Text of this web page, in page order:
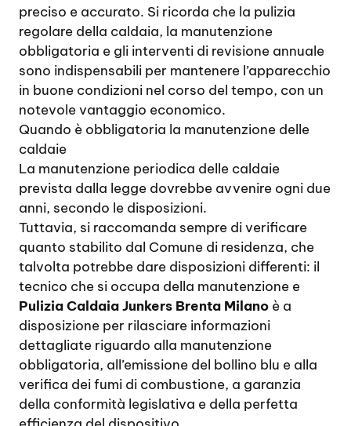
preciso e accurato. Si ricorda che la pulizia
regolare della caldaia, la manutenzione
obbligatoria e gli interventi di revisione annuale
sono indispensabili per mantenere l’apparecchio
in buone condizioni nel corso del tempo, con un
notevole vantaggio economico.
Quando è obbligatoria la manutenzione delle
caldaie
La manutenzione periodica delle caldaie
prevista dalla legge dovrebbe avvenire ogni due
anni, secondo le disposizioni.
Tuttavia, si raccomanda sempre di verificare
quanto stabilito dal Comune di residenza, che
talvolta potrebbe dare disposizioni differenti: il
tecnico che si occupa della manutenzione e
Pulizia Caldaia Junkers Brenta Milano è a
disposizione per rilasciare informazioni
dettagliate riguardo alla manutenzione
obbligatoria, all’emissione del bollino blu e alla
verifica dei fumi di combustione, a garanzia
della conformità legislativa e della perfetta